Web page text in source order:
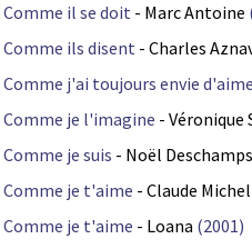
Comme il se doit - Marc Antoine
Comme ils disent - Charles
Comme j'ai toujours envie
Comme je l'imagine - Véronique
Comme je suis - Noël Deschamps
Comme je t'aime - Claude Michel
Comme je t'aime - Loana (2001)